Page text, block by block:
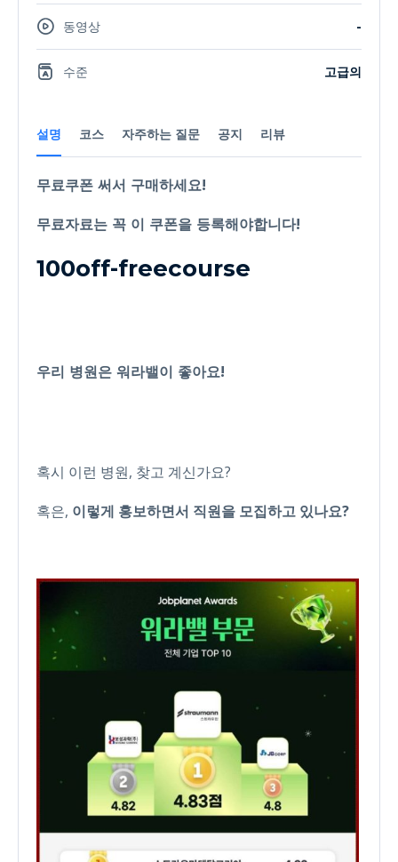
설명 코스 자주하는 질문 공지 리뷰
무료쿠폰 써서 구매하세요!
무료자료는 꼭 이 쿠폰을 등록해야합니다!
100off-freecourse
우리 병원은 워라밸이 좋아요!
혹시 이런 병원, 찾고 계신가요?
혹은, 이렇게 홍보하면서 직원을 모집하고 있나요?
동영상 -
수준 고급의